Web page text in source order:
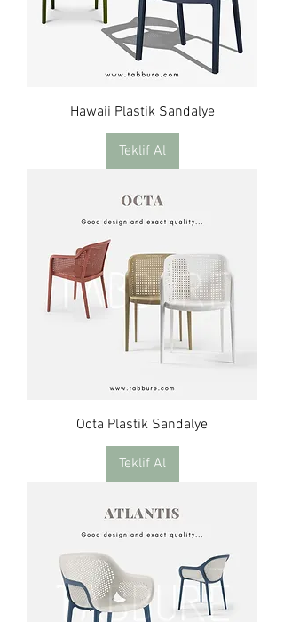
Hawaii Plastik Sandalye
Teklif Al
Octa Plastik Sandalye
Teklif Al